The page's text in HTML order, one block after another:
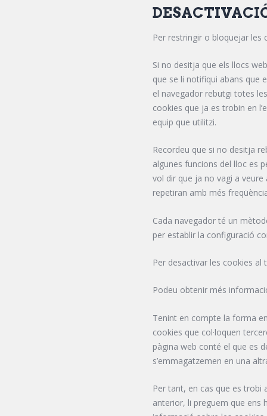
Per restringir o bloquejar les
Si no desitja que els llocs
que se li notifiqui abans que
el navegador rebutgi totes
cookies que ja es trobin en
equip que utilitzi.
Recordeu que si no desitja
algunes funcions del lloc es
vol dir que ja no vagi a veure
repetiran amb més
Cada navegador té un
per establir la configuració
Per desactivar les cookies
Podeu obtenir més
Tenint en compte la forma
cookies que col·loquen
pàgina web conté el que es
s’emmagatzemen en una
Per tant, en cas que es trobi
anterior, li preguem que ens